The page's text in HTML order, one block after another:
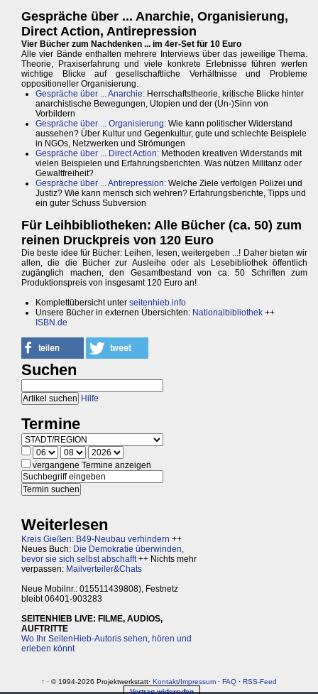
Gespräche über ... Anarchie, Organisierung,
Direct Action, Antirepression
Vier Bücher zum Nachdenken ... im 4er-Set für 10 Euro
Alle vier Bände enthalten mehrere Interviews über das jeweilige Thema.
Theorie, Praxiserfahrung und viele konkrete Erlebnisse führen werfen
wichtige Blicke auf gesellschaftliche Verhältnisse und Probleme
oppositioneller Organisierung.
Gespräche über ... Anarchie: Herrschaftstheorie, kritische Blicke hinter
anarchistische Bewegungen, Utopien und der (Un-)Sinn von
Vorbildern
Gespräche über ... Organisierung: Wie kann politischer Widerstand
aussehen? Über Kultur und Gegenkultur, gute und schlechte Beispiele
in NGOs, Netzwerken und Strömungen
Gespräche über ... Direct Action: Methoden kreativen Widerstands mit
vielen Beispielen und Erfahrungsberichten. Was nützen Militanz oder
Gewaltfreiheit?
Gespräche über ... Antirepression: Welche Ziele verfolgen Polizei und
Justiz? Wie kann mensch sich wehren? Erfahrungsberichte, Tipps und
ein guter Schuss Subversion
Für Leihbibliotheken: Alle Bücher (ca. 50) zum
reinen Druckpreis von 120 Euro
Die beste idee für Bücher: Leihen, lesen, weitergeben ...! Daher bieten wir
allen, die die Bücher zur Ausleihe oder als Lesebibliothek öffentlich
zugänglich machen, den Gesamtbestand von ca. 50 Schriften zum
Produktionspreis von insgesamt 120 Euro an!
Komplettübersicht unter seitenhieb.info
Unsere Bücher in externen Übersichten: Nationalbibliothek ++
ISBN.de
Suchen
Hilfe
Termine
vergangene Termine anzeigen
Weiterlesen
Kreis Gießen: B49-Neubau verhindern ++
Neues Buch: Die Demokratie überwinden,
bevor sie sich selbst abschafft++ Nichts mehr
verpassen: Mailverteiler&Chats
Neue Mobilnr.: 015511439808), Festnetz
bleibt 06401-903283
SEITENHIEB LIVE: FILME, AUDIOS,
AUFTRITTE
Wo Ihr SeitenHieb-Autoris sehen, hören und
erleben könnt
↑ · © 1994-2026 Projektwerkstatt· Kontakt/Impressum · FAQ · RSS-Feed
Vertrag widerrufen